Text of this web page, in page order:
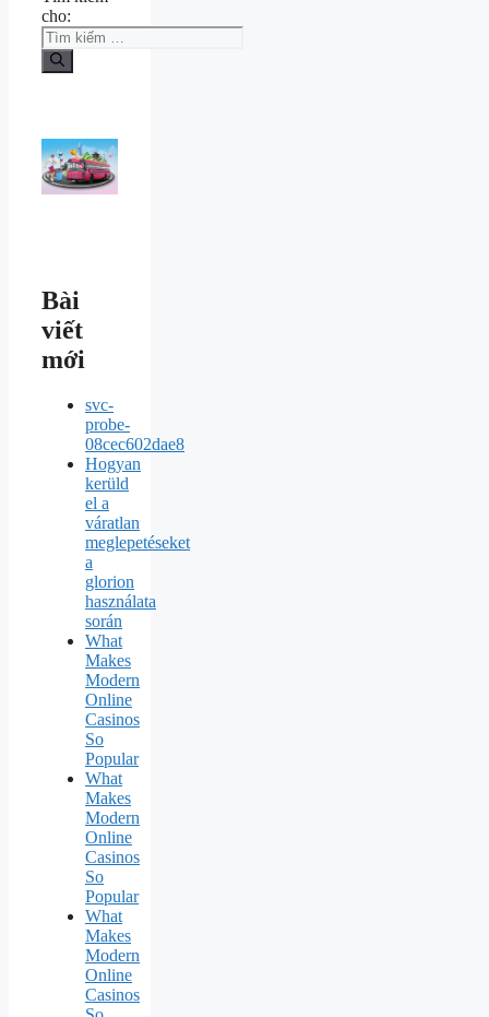
cho:
Bài
viết
mới
svc-
probe-
08cec602dae8
Hogyan
kerüld
el a
váratlan
meglepetéseket
a
glorion
használata
során
What
Makes
Modern
Online
Casinos
So
Popular
What
Makes
Modern
Online
Casinos
So
Popular
What
Makes
Modern
Online
Casinos